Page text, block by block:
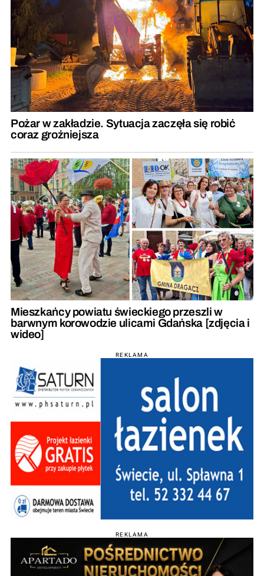
Pożar w zakładzie. Sytuacja zaczęła się robić
coraz groźniejsza
Mieszkańcy powiatu świeckiego przeszli w
barwnym korowodzie ulicami Gdańska [zdjęcia i
wideo]
REKLAMA
REKLAMA